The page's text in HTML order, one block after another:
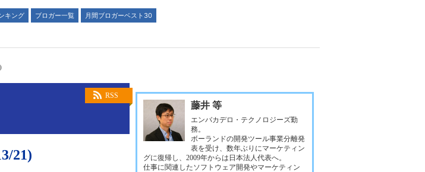
キング ブロガー一覧
月間ブロガーベスト30
RSS
21)
藤井 等
エンバカデロ・テクノロジーズ勤
務。
ボーランドの開発ツール事業分離発
表を受け、数年ぶりにマーケティン
グに復帰し、2009年からは日本法人代表へ。
仕事に関連したソフトウェア開発やマーケティン